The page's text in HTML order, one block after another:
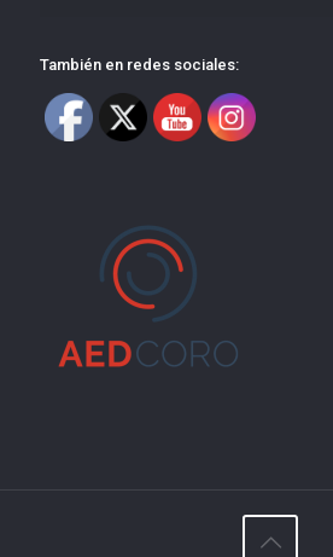
También en redes sociales: